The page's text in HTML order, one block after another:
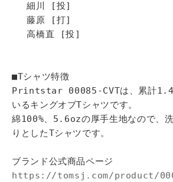
細川 [投]
藤原 [打]
高橋直 [投]
■Tシャツ特徴
Printstar 00085-CVTは、累計1.4
いるキングオブTシャツです。
綿100%、5.6ozの厚手生地なので、
りとしたTシャツです。
ブランド公式商品ページ
https://tomsj.com/product/